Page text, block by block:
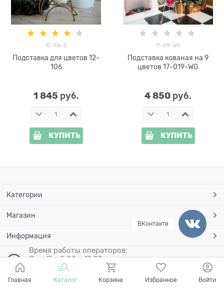
12-106-G
Подставка для цветов 12-
106
1 845 руб.
КУПИТЬ
17-019-WG
Подставка кованая на 9
цветов 17-019-WG
4 850 руб.
КУПИТЬ
Категории
Магазин
Информация
Время работы операторов:
Пн - Пт: 9:00 - 17:30
Сб - Вс: Выходные
Главная Каталог Корзина Избранное Войти
ВКонтакте